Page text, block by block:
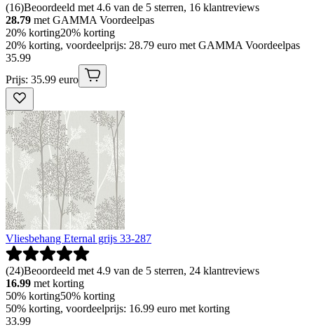
(16)Beoordeeld met 4.6 van de 5 sterren, 16 klantreviews
28.79 met GAMMA Voordeelpas
20% korting20% korting
20% korting, voordeelprijs: 28.79 euro met GAMMA Voordeelpas
35.99
Prijs: 35.99 euro
Vliesbehang Eternal grijs 33-287
(24)Beoordeeld met 4.9 van de 5 sterren, 24 klantreviews
16.99 met korting
50% korting50% korting
50% korting, voordeelprijs: 16.99 euro met korting
33.99